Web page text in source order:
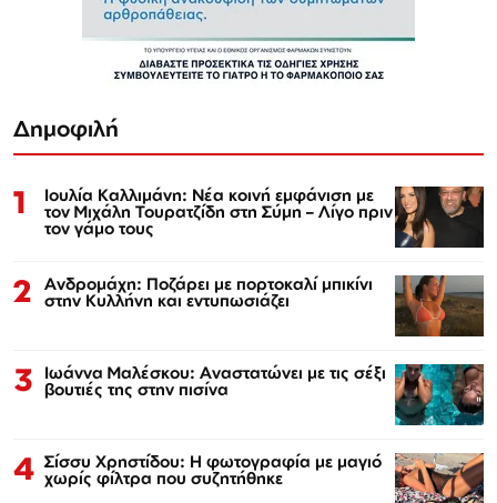
Δημοφιλή
1 Ιουλία Καλλιμάνη: Νέα κοινή εμφάνιση με
τον Μιχάλη Τουρατζίδη στη Σύμη – Λίγο πριν
τον γάμο τους
2 Ανδρομάχη: Ποζάρει με πορτοκαλί μπικίνι
στην Κυλλήνη και εντυπωσιάζει
3 Ιωάννα Μαλέσκου: Αναστατώνει με τις σέξι
βουτιές της στην πισίνα
4 Σίσσυ Χρηστίδου: Η φωτογραφία με μαγιό
χωρίς φίλτρα που συζητήθηκε